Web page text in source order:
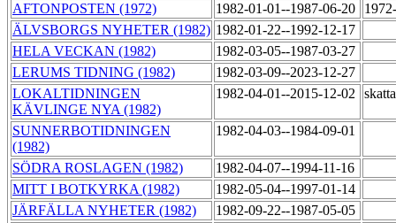
AFTONPOSTEN (1972)
1982-01-01--1987-06-20
ÄLVSBORGS NYHETER (1982) 1982-01-22--1992-12-17
HELA VECKAN (1982)
1982-03-05--1987-03-27
LERUMS TIDNING (1982)
1982-03-09--2023-12-27
LOKALTIDNINGEN
KÄVLINGE NYA (1982)
1982-04-01--2015-12-02
SUNNERBOTIDNINGEN
(1982)
1982-04-03--1984-09-01
SÖDRA ROSLAGEN (1982)
1982-04-07--1994-11-16
MITT I BOTKYRKA (1982)
1982-05-04--1997-01-14
JÄRFÄLLA NYHETER (1982)
1982-09-22--1987-05-05